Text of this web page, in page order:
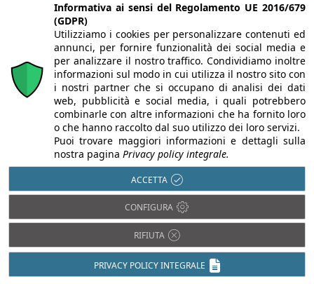
Fibrocemento
Informativa ai sensi del Regolamento UE 2016/679
(GDPR)
Utilizziamo i cookies per personalizzare contenuti ed
annunci, per fornire funzionalità dei social media e
per analizzare il nostro traffico. Condividiamo inoltre
informazioni sul modo in cui utilizza il nostro sito con
i nostri partner che si occupano di analisi dei dati
web, pubblicità e social media, i quali potrebbero
combinarle con altre informazioni che ha fornito loro
o che hanno raccolto dal suo utilizzo dei loro servizi.
Puoi trovare maggiori informazioni e dettagli sulla
nostra pagina Privacy policy integrale.
ACCETTA
CONFIGURA
RIFIUTA
PRIVACY POLICY INTEGRALE